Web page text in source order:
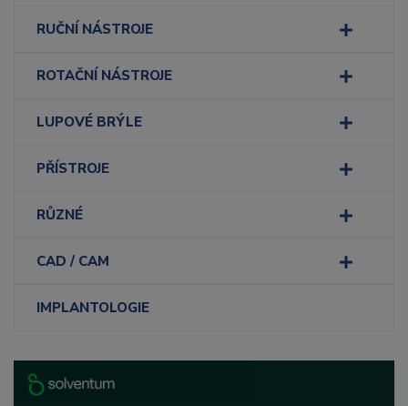
RUČNÍ NÁSTROJE
ROTAČNÍ NÁSTROJE
LUPOVÉ BRÝLE
PŘÍSTROJE
RŮZNÉ
CAD / CAM
IMPLANTOLOGIE